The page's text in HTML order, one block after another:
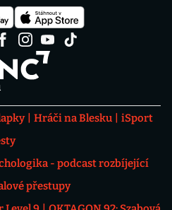
Hráči na Blesku
iSport
- podcast rozbíjející
přestupy